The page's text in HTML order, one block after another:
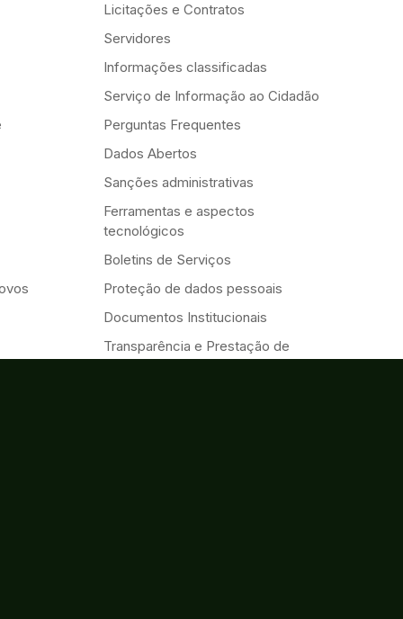
Licitações e Contratos
Servidores
Informações classificadas
Serviço de Informação ao Cidadão
Perguntas Frequentes
Dados Abertos
Sanções administrativas
Ferramentas e aspectos
tecnológicos
Boletins de Serviços
Proteção de dados pessoais
Documentos Institucionais
Transparência e Prestação de